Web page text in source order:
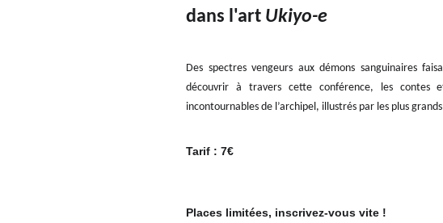
dans l'art Ukiyo-e
Des spectres vengeurs aux démons sanguinaires
découvrir à travers cette conférence, les contes
incontournables de l’archipel, illustrés par les plus
Tarif : 7€
Places limitées, inscrivez-vous vite !